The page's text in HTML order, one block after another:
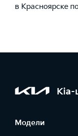
в Красноярске
Kia-
Модели